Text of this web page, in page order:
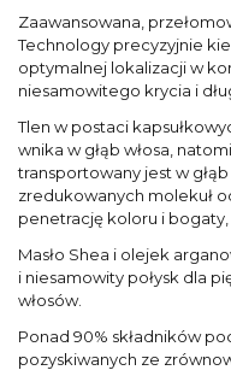
Zaawansowana,
Technology precyzyjnie
optymalnej lokalizacji w
niesamowitego krycia i
Tlen w postaci
wnika w głąb włosa,
transportowany jest w
zredukowanych molekuł
penetrację koloru i
Masło Shea i olejek
i niesamowity połysk dla
włosów.
Ponad 90% składników
pozyskiwanych ze